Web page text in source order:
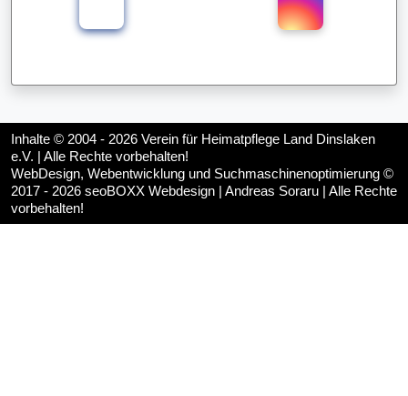
Inhalte © 2004 - 2026 Verein für Heimatpflege Land Dinslaken
e.V. | Alle Rechte vorbehalten!
WebDesign, Webentwicklung und Suchmaschinenoptimierung ©
2017 - 2026 seoBOXX Webdesign | Andreas Soraru | Alle Rechte
vorbehalten!